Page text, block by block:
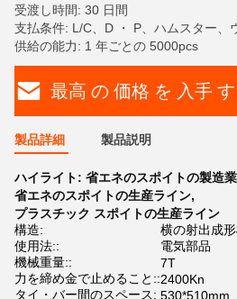
受渡し時間: 30 日間
支払条件: L/C、D ・ P、ハムスター、
供給の能力: 1 年ごとの 5000pcs
最高 の 価格 を 入手
製品詳細 製品説明
ハイライト: 省エネのスポイトの製造
省エネのスポイトの生産ライン,
プラスチック スポイトの生産ライン
構造:
横の射出成
使用法::
電気部品
機械重量::
7T
力を締め金で止めること::2400Kn
タイ・バー間のスペース: 530*510mm